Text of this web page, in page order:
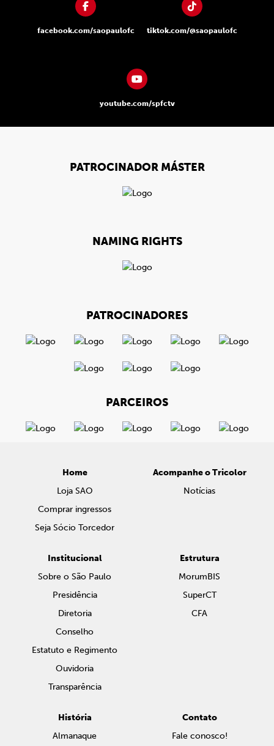
facebook.com/saopaulofc tiktok.com/@saopaulofc
youtube.com/spfctv
PATROCINADOR MÁSTER
NAMING RIGHTS
PATROCINADORES
PARCEIROS
Home
Loja SAO
Comprar ingressos
Seja Sócio Torcedor
Acompanhe o Tricolor
Notícias
Institucional
Sobre o São Paulo
Presidência
Diretoria
Conselho
Estatuto e Regimento
Ouvidoria
Transparência
Estrutura
MorumBIS
SuperCT
CFA
História
Almanaque
Contato
Fale conosco!